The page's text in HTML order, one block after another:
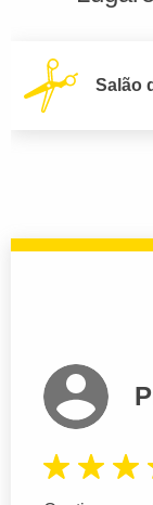
Salão